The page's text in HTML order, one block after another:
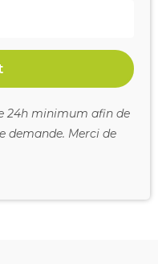
24h minimum afin de
demande. Merci de